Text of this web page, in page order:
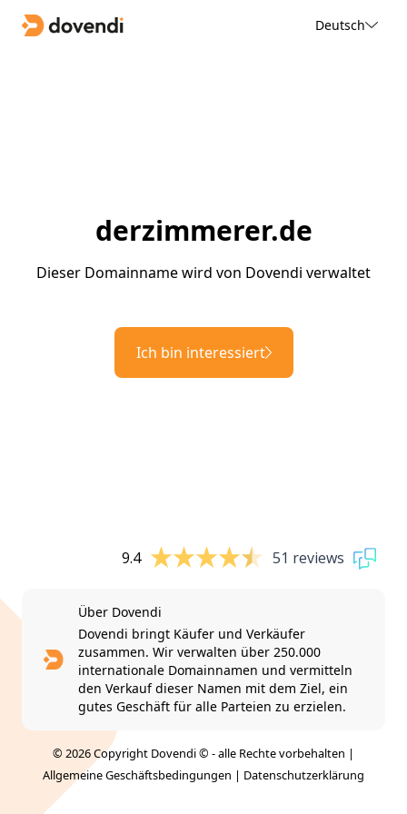
Deutsch
derzimmerer.de
Dieser Domainname wird von Dovendi verwaltet
Ich bin interessiert
9.4 51 reviews
Über Dovendi
Dovendi bringt Käufer und Verkäufer
zusammen. Wir verwalten über 250.000
internationale Domainnamen und vermitteln
den Verkauf dieser Namen mit dem Ziel, ein
gutes Geschäft für alle Parteien zu erzielen.
© 2026 Copyright Dovendi © - alle Rechte vorbehalten |
Allgemeine Geschäftsbedingungen | Datenschutzerklärung